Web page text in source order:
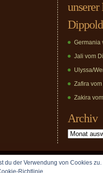
Germania
Jali vom
Ulyssa/
Zafira
Zakira
Archiv
Archiv
rights reserved.
du der Verwendung von Cookies zu.
Richtlinie